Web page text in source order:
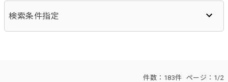
検索条件指定
件数： 183件 ページ： 1/2